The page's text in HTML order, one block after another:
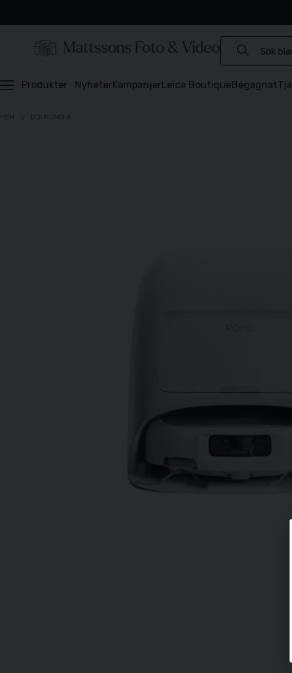
Produkter NyheterKampanjerLeica BoutiqueBegagnat